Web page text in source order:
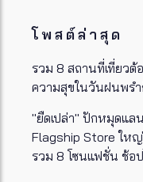
โพสต์ล่าสุด
รวม 8 สถานที่เที่ยวต้
ความสุขในวันฝนพร
"ยืดเปล่า" ปักหมุดแลน
Flagship Store ให
รวม 8 โซนแฟชั่น ช้อ